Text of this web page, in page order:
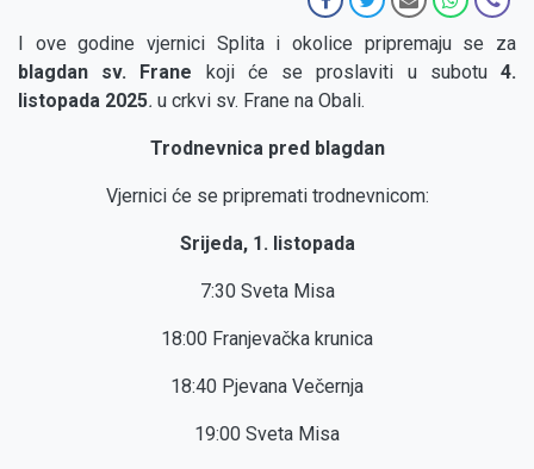
I ove godine vjernici Splita i okolice pripremaju se za
blagdan sv. Frane
koji će se proslaviti u subotu4.
listopada 2025. u crkvi sv. Frane na Obali.
Trodnevnica pred blagdan
Vjernici će se pripremati trodnevnicom:
Srijeda, 1. listopada
7:30 Sveta Misa
18:00 Franjevačka krunica
18:40 Pjevana Večernja
19:00 Sveta Misa